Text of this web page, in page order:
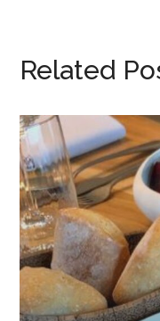
Related